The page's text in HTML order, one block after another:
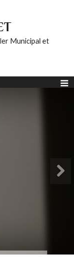
Municipal et